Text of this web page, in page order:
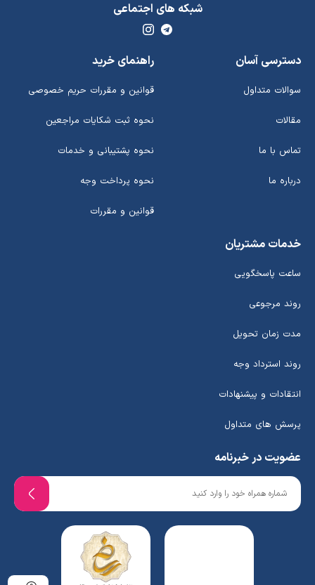
شبکه های اجتماعی
دسترسی آسان
سوالات متداول
مقالات
تماس با ما
درباره ما
راهنمای خرید
قوانین و مقررات حریم خصوصی
نحوه ثبت شکایات مراجعین
نحوه پشتیبانی و خدمات
نحوه پرداخت وجه
قوانین و مقررات
خدمات مشتریان
ساعت پاسخگویی
روند مرجوعی
مدت زمان تحویل
روند استرداد وجه
انتقادات و پیشنهادات
پرسش های متداول
عضویت در خبرنامه